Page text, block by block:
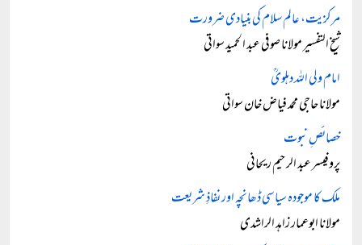
مرکزیت، عالم سلام کی بنیادی ضرورت
شیخ التفسیر مولانا صوفی عبد الحمید سواتی
امام ولی الله دہلوىؒ
مولانا حاجی محمد فیاض خان سواتی
خصائصِ نبوت
پروفیسر عبد الرحیم ریحانی
ملک کا موجودہ سیاسی ڈھانچہ اور نفاذِ شریعت
مولانا ابوعمار زاہد الراشدی